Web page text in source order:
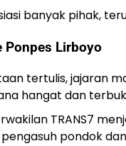
banyak pihak,
Ponpes Lirboyo
tertulis, jajaran
hangat dan
TRANS7
pondok